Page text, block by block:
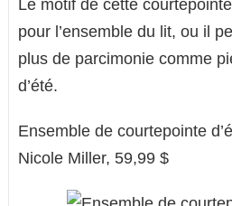
Le motif de cette
pour l’ensemble du lit, ou il
plus de parcimonie comme
d’été.
Ensemble de courtepointe
Nicole Miller, 59,99 $